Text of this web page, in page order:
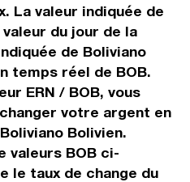
La valeur indiquée de
du jour de la
de Boliviano
temps réel de BOB.
ERN / BOB, vous
votre argent en
Bolivien.
valeurs BOB ci-
le taux de change du